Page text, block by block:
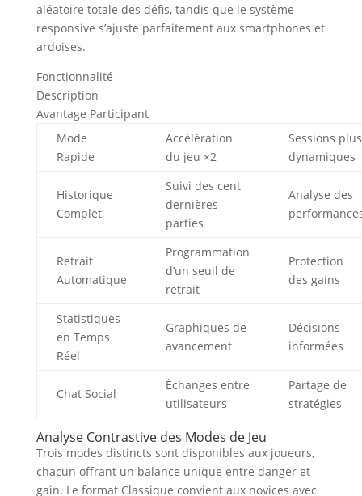
aléatoire totale des défis, tandis que le système
responsive s’ajuste parfaitement aux smartphones et
ardoises.
Fonctionnalité
Description
Avantage Participant
Mode
Rapide
Accélération
du jeu ×2
Sessions plus
dynamiques
Historique
Complet
Suivi des cent
dernières
parties
Analyse des
Retrait
Automatique
Programmation
d’un seuil de
retrait
Protection
des gains
Statistiques
en Temps
Réel
Graphiques de
avancement
Décisions
informées
Chat Social
Échanges entre
utilisateurs
Partage de
stratégies
Analyse Contrastive des Modes de Jeu
Trois modes distincts sont disponibles aux joueurs,
chacun offrant un balance unique entre danger et
gain. Le format Classique convient aux novices avec